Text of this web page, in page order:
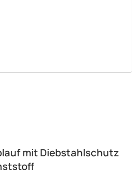
mit Diebstahlschutz